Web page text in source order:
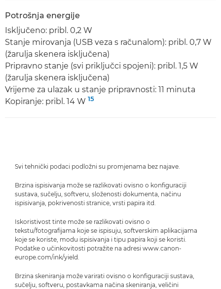
Potrošnja energije
Isključeno: pribl. 0,2 W
Stanje mirovanja (USB veza s računalom): pribl. 0,7 W
(žarulja skenera isključena)
Pripravno stanje (svi priključci spojeni): pribl. 1,5 W
(žarulja skenera isključena)
Vrijeme za ulazak u stanje pripravnosti: 11 minuta
Kopiranje: pribl. 14 W 15
Svi tehnički podaci podložni su promjenama bez najave.
Brzina ispisivanja može se razlikovati ovisno o konfiguraciji
sustava, sučelju, softveru, složenosti dokumenta, načinu
ispisivanja, pokrivenosti stranice, vrsti papira itd.
Iskoristivost tinte može se razlikovati ovisno o
tekstu/fotografijama koje se ispisuju, softverskim aplikacijama
koje se koriste, modu ispisivanja i tipu papira koji se koristi.
Podatke o učinkovitosti potražite na adresi www.canon-
europe.com/ink/yield.
Brzina skeniranja može varirati ovisno o konfiguraciji sustava,
sučelju, softveru, postavkama načina skeniranja, veličini